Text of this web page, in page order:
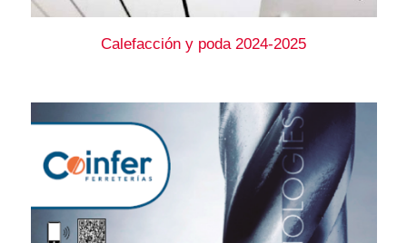
Calefacción y poda 2024-2025